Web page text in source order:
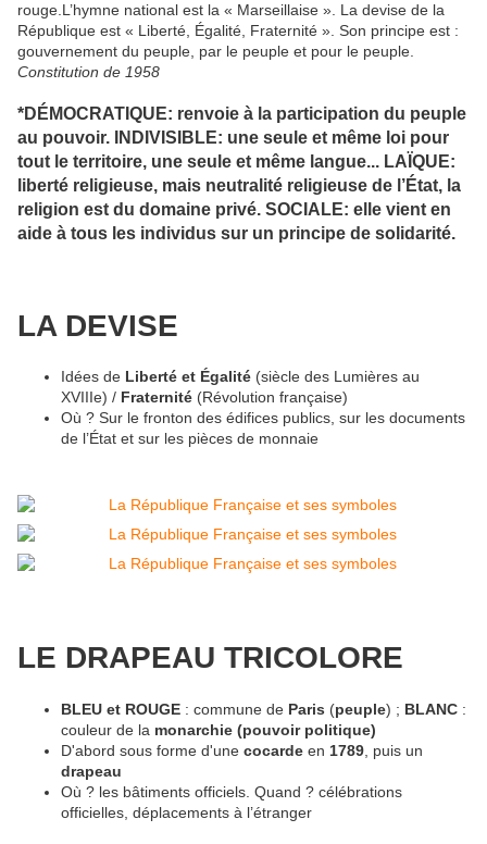
rouge.L’hymne national est la « Marseillaise ». La devise de la
République est « Liberté, Égalité, Fraternité ». Son principe est :
gouvernement du peuple, par le peuple et pour le peuple.
Constitution de 1958
*DÉMOCRATIQUE: renvoie à la participation du peuple
au pouvoir. INDIVISIBLE: une seule et même loi pour
tout le territoire , une seule et même langue
LAÏQUE:
liberté religieuse, mais neutralité religieuse de l’État, la
religion est du domaine privé. SOCIALE: elle vient en
aide à tous les individus sur un principe de solidarité.
LA DEVISE
Idées de Liberté et Égalité (siècle des Lumières au
XVIIIe) / Fraternité (Révolution française)
Où ? Sur le fronton des édifices publics, sur les documents
de l’État et sur les pièces de monnaie
LE DRAPEAU TRICOLORE
BLEU et ROUGE : commune de Paris (peuple) ; BLANC :
couleur de la monarchie (pouvoir politique)
D'abord sous forme d'une cocarde en 1789 , puis un
drapeau
Où ? les bâtiments officiels. Quand ? célébrations
officielles, déplacements à l’étranger